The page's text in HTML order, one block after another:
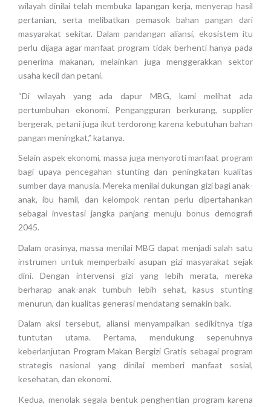
wilayah dinilai telah membuka lapangan kerja, menyerap hasil
pertanian, serta melibatkan pemasok bahan pangan dari
masyarakat sekitar. Dalam pandangan aliansi, ekosistem itu
perlu dijaga agar manfaat program tidak berhenti hanya pada
penerima makanan, melainkan juga menggerakkan sektor
usaha kecil dan petani.
“Di wilayah yang ada dapur MBG, kami melihat ada
pertumbuhan ekonomi. Pengangguran berkurang, supplier
bergerak, petani juga ikut terdorong karena kebutuhan bahan
pangan meningkat,” katanya.
Selain aspek ekonomi, massa juga menyoroti manfaat program
bagi upaya pencegahan stunting dan peningkatan kualitas
sumber daya manusia. Mereka menilai dukungan gizi bagi anak-
anak, ibu hamil, dan kelompok rentan perlu dipertahankan
sebagai investasi jangka panjang menuju bonus demografi
2045.
Dalam orasinya, massa menilai MBG dapat menjadi salah satu
instrumen untuk memperbaiki asupan gizi masyarakat sejak
dini. Dengan intervensi gizi yang lebih merata, mereka
berharap anak-anak tumbuh lebih sehat, kasus stunting
menurun, dan kualitas generasi mendatang semakin baik.
Dalam aksi tersebut, aliansi menyampaikan sedikitnya tiga
tuntutan utama. Pertama, mendukung sepenuhnya
keberlanjutan Program Makan Bergizi Gratis sebagai program
strategis nasional yang dinilai memberi manfaat sosial,
kesehatan, dan ekonomi.
Kedua, menolak segala bentuk penghentian program karena